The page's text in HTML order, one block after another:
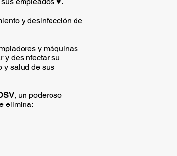
y desinfección de
y máquinas
y desinfectar su
y salud de sus
, un poderoso
elimina: